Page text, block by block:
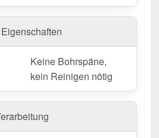
Keine Bohrspäne,
kein Reinigen nötig